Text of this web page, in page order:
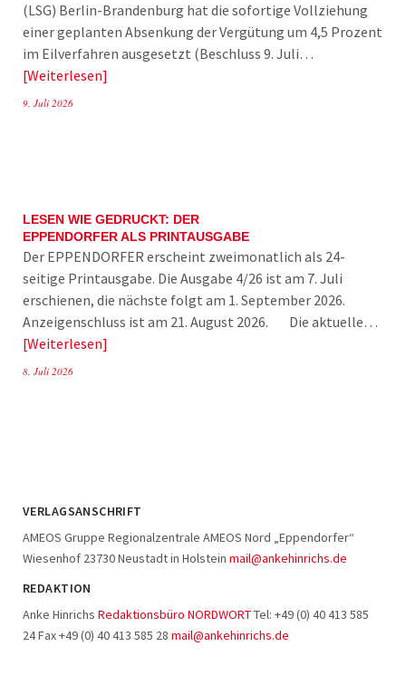
(LSG) Berlin-Brandenburg hat die sofortige Vollziehung
einer geplanten Absenkung der Vergütung um 4,5 Prozent
im Eilverfahren ausgesetzt (Beschluss 9. Juli…
Weiterlesen
9. Juli 2026
LESEN WIE GEDRUCKT: DER
EPPENDORFER ALS PRINTAUSGABE
Der EPPENDORFER erscheint zweimonatlich als 24-
seitige Printausgabe. Die Ausgabe 4/26 ist am 7. Juli
erschienen, die nächste folgt am 1. September 2026.
Anzeigenschluss ist am 21. August 2026. Die aktuelle…
Weiterlesen
8. Juli 2026
VERLAGSANSCHRIFT
AMEOS Gruppe Regionalzentrale AMEOS Nord „Eppendorfer“
Wiesenhof 23730 Neustadt in Holstein mail@ankehinrichs.de
REDAKTION
Anke Hinrichs Redaktionsbüro NORDWORTTel: +49 (0) 40 413 585
24 Fax +49 (0) 40 413 585 28 mail@ankehinrichs.de